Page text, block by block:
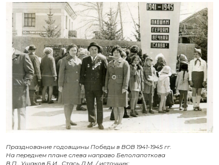
Празднование годовщины Победы в ВОВ 1941-1945 гг.
На переднем плане слева направо Белолапоткова
В.П., Ушаков Б.И., Стась Л.М. / источник: